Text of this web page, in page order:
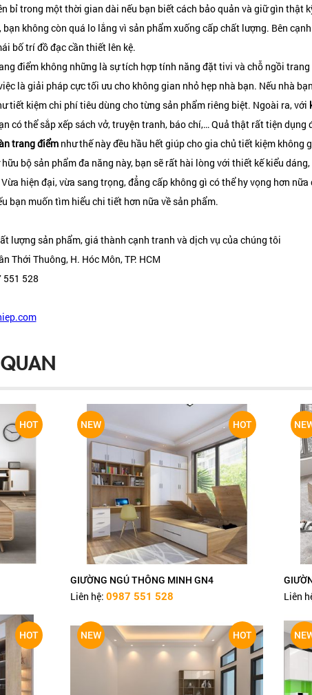
bỉ trong một thời gian dài nếu bạn biết cách bảo quản và giữ gìn thật
không còn quá lo lắng vì sản phẩm xuống cấp chất lượng. Bên
bố trí đồ đạc cần thiết lên kệ.
điểm không những là sự tích hợp tính năng đặt tivi và chỗ ngồi
là giải pháp cực tối ưu cho không gian nhỏ hẹp nhà bạn. Nếu nhà
tiết kiệm chi phí tiêu dùng cho từng sản phẩm riêng biệt. Ngoài ra, với
có thể sắp xếp sách vở, truyện tranh, báo chí,… Quả thật rất tiện dụng
trang điểmnhư thế này đều hầu hết giúp cho gia chủ tiết kiệm không
bộ sản phẩm đa năng này, bạn sẽ rất hài lòng với thiết kế kiểu
hiện đại, vừa sang trọng, đẳng cấp không gì có thể hy vọng hơn
bạn muốn tìm hiểu chi tiết hơn nữa về sản phẩm.
lượng sản phẩm, giá thành cạnh tranh và dịch vụ của chúng tôi
Thới Thuông, H. Hóc Môn, TP. HCM
551 528
HOT HOT
NEW
GIƯỜNG NGỦ THÔNG MINH GN4
Liên hệ:0987 551 528 Liên
HOT HOT
NEW